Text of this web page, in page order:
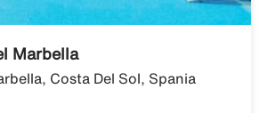
Marbella
Costa Del Sol, Spania